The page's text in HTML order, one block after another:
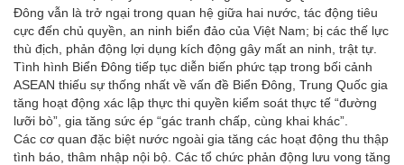
Đông vẫn là trở ngại trong quan hệ giữa hai nước, tác động tiêu
cực đến chủ quyền, an ninh biển đảo của Việt Nam; bị các thế lực
thù địch, phản động lợi dụng kích động gây mất an ninh, trật tự.
Tình hình Biển Đông tiếp tục diễn biến phức tạp trong bối cảnh
ASEAN thiếu sự thống nhất về vấn đề Biển Đông, Trung Quốc gia
tăng hoạt động xác lập thực thi quyền kiểm soát thực tế “đường
lưỡi bò”, gia tăng sức ép “gác tranh chấp, cùng khai khác”.
Các cơ quan đặc biệt nước ngoài gia tăng các hoạt động thu thập
tình báo, thâm nhập nội bộ. Các tổ chức phản động lưu vong tăng